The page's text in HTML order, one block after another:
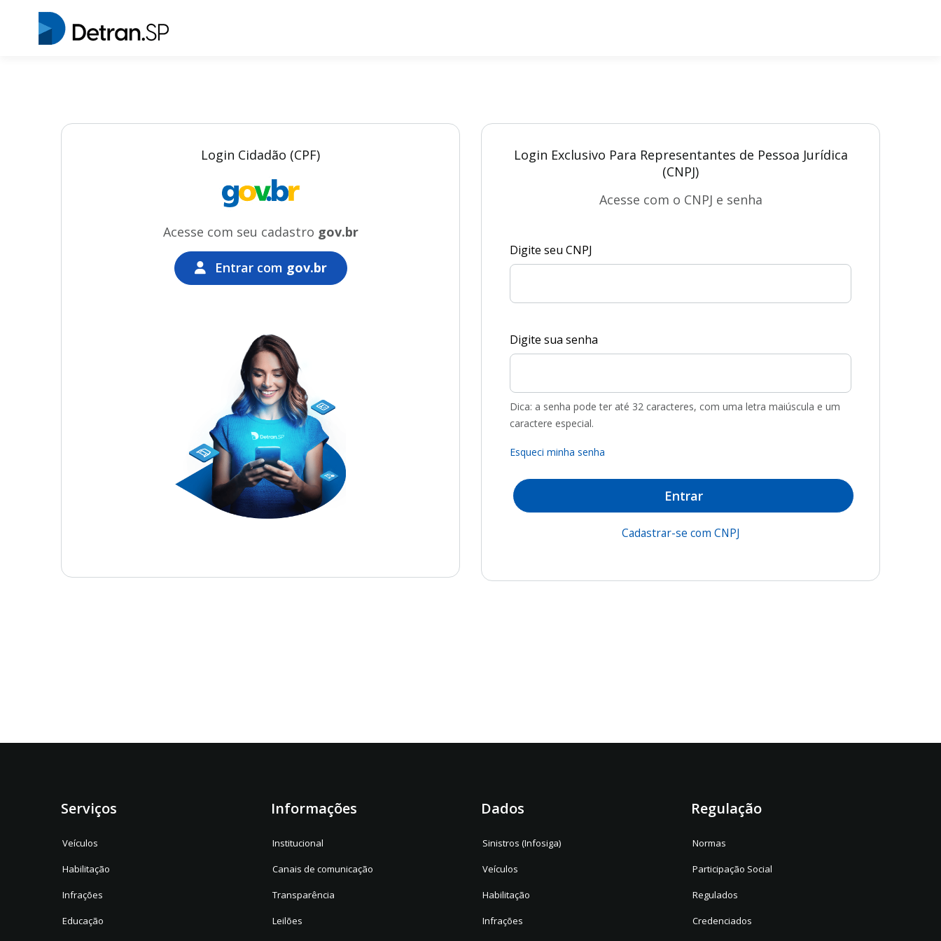
Login Cidadão (CPF)
Acesse com seu cadastro gov.br
Entrar com gov.br
Login Exclusivo Para Representantes de Pessoa Jurídica
(CNPJ)
Acesse com o CNPJ e senha
Digite seu CNPJ
Digite sua senha
Dica: a senha pode ter até 32 caracteres, com uma letra maiúscula e um
caractere especial.
Esqueci minha senha
Entrar
Cadastrar-se com CNPJ
Serviços
Veículos
Habilitação
Infrações
Educação
Informações
Institucional
Canais de comunicação
Transparência
Leilões
Dados
Sinistros (Infosiga)
Veículos
Habilitação
Infrações
Regulação
Normas
Participação Social
Regulados
Credenciados